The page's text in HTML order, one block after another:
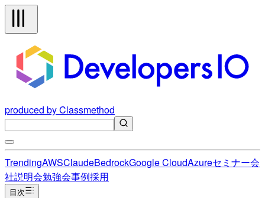
produced by Classmethod
TrendingAWSClaudeBedrockGoogle CloudAzureセミナー会
社説明会勉強会事例採用
目次